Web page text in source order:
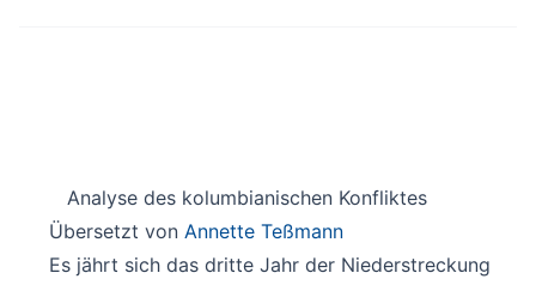
Analyse des kolumbianischen Konfliktes
Übersetzt von Annette Teßmann
Es jährt sich das dritte Jahr der Niederstreckung